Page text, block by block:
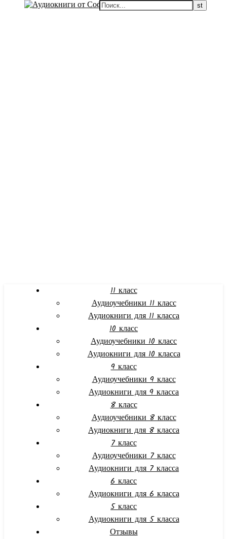
11 класс
Аудиоучебники 11 класс
Аудиокниги для 11 класса
10 класс
Аудиоучебники 10 класс
Аудиокниги для 10 класса
9 класс
Аудиоучебники 9 класс
Аудиокниги для 9 класса
8 класс
Аудиоучебники 8 класс
Аудиокниги для 8 класса
7 класс
Аудиоучебники 7 класс
Аудиокниги для 7 класса
6 класс
Аудиокниги для 6 класса
5 класс
Аудиокниги для 5 класса
Отзывы